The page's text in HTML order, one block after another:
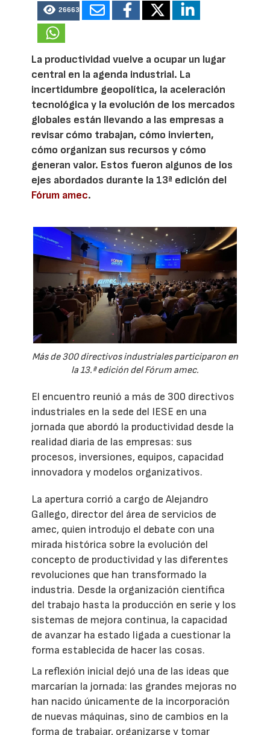
26663
La productividad vuelve a ocupar un lugar
central en la agenda industrial. La
incertidumbre geopolítica, la aceleración
tecnológica y la evolución de los mercados
globales están llevando a las empresas a
revisar cómo trabajan, cómo invierten,
cómo organizan sus recursos y cómo
generan valor. Estos fueron algunos de los
ejes abordados durante la 13ª edición del
Fórum amec.
Más de 300 directivos industriales participaron en
la 13.ª edición del Fórum amec.
El encuentro reunió a más de 300 directivos
industriales en la sede del IESE en una
jornada que abordó la productividad desde la
realidad diaria de las empresas: sus
procesos, inversiones, equipos, capacidad
innovadora y modelos organizativos.
La apertura corrió a cargo de Alejandro
Gallego, director del área de servicios de
amec, quien introdujo el debate con una
mirada histórica sobre la evolución del
concepto de productividad y las diferentes
revoluciones que han transformado la
industria. Desde la organización científica
del trabajo hasta la producción en serie y los
sistemas de mejora continua, la capacidad
de avanzar ha estado ligada a cuestionar la
forma establecida de hacer las cosas.
La reflexión inicial dejó una de las ideas que
marcarían la jornada: las grandes mejoras no
han nacido únicamente de la incorporación
de nuevas máquinas, sino de cambios en la
forma de trabajar, organizarse y tomar